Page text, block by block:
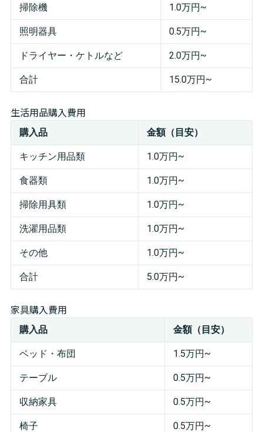
掃除機 1.0万円~
照明器具 0.5万円~
ドライヤー・ケトルなど 2.0万円~
合計 15.0万円~
生活用品購入費用
購入品 金額（目安）
キッチン用品類 1.0万円~
食器類 1.0万円~
掃除用具類 1.0万円~
洗濯用品類 1.0万円~
その他 1.0万円~
合計 5.0万円~
家具購入費用
購入品 金額（目安）
ベッド・布団 1.5万円~
テーブル 0.5万円~
収納家具 0.5万円~
椅子 0.5万円~